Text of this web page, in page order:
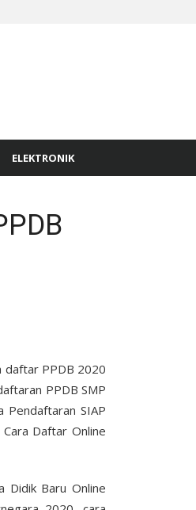
ELEKTRONIK
daftar PPDB 2020
PPDB SMP
Pendaftaran SIAP
Daftar Online
Didik Baru Online